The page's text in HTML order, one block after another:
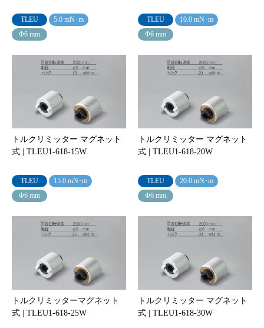
TLEU
5.0 mN･m
Φ6 mm
TLEU
10.0 mN･m
Φ6 mm
トルクリミッター マグネット
式 | TLEU1-618-15W
TLEU
15.0 mN･m
Φ6 mm
トルクリミッター マグネット
式 | TLEU1-618-20W
TLEU
20.0 mN･m
Φ6 mm
トルクリミッターマグネット
式 | TLEU1-618-25W
トルクリミッター マグネット
式 | TLEU1-618-30W